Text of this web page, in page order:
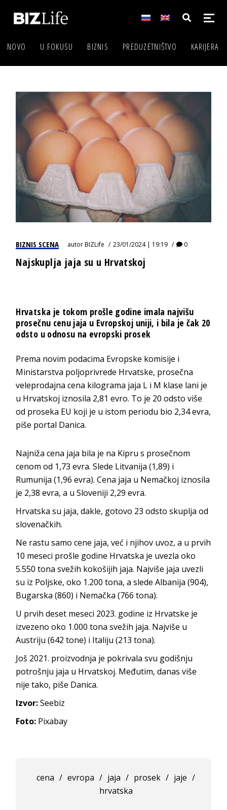
NOVO U FOKUSU BIZNIS PREDUZETNIŠTVO KARIJERA
BIZNIS SCENA autorBIZLife 23/01/2024 | 19:19 0
Najskuplja jaja su u Hrvatskoj
Hrvatska je tokom prošle godine imala najvišu
prosečnu cenu jaja u Evropskoj uniji, i bila je čak 20
odsto u odnosu na evropski prosek
Prema novim podacima Evropske komisije i
Ministarstva poljoprivrede Hrvatske, prosečna
veleprodajna cena kilograma jaja L i M klase lani je
u Hrvatskoj iznosila 2,81 evro. To je 20 odsto više
od proseka EU koji je u istom periodu bio 2,34 evra,
piše portal Danica.
Najniža cena jaja bila je na Kipru s prosečnom
cenom od 1,73 evra. Slede Litvanija (1,89) i
Rumunija (1,96 evra). Cena jaja u Nemačkoj iznosila
je 2,38 evra, a u Sloveniji 2,29 evra.
Hrvatska su jaja, dakle, gotovo 23 odsto skuplja od
slovenačkih.
Ne rastu samo cene jaja, već i njihov uvoz, a u prvih
10 meseci prošle godine Hrvatska je uvezla oko
5.550 tona svežih kokošijih jaja. Najviše jaja uvezli
su iz Poljske, oko 1.200 tona, a slede Albanija (904),
Bugarska (860) i Nemačka (766 tona).
U prvih deset meseci 2023. godine iz Hrvatske je
izvezeno oko 1.000 tona svežih jaja. Najviše u
Austriju (642 tone) i Italiju (213 tona).
Još 2021. proizvodnja je pokrivala svu godišnju
potrošnju jaja u Hrvatskoj. Međutim, danas više
nije tako, piše Danica.
Izvor:Seebiz
Foto: Pixabay
cena / evropa / jaja / prosek / jaje /
hrvatska